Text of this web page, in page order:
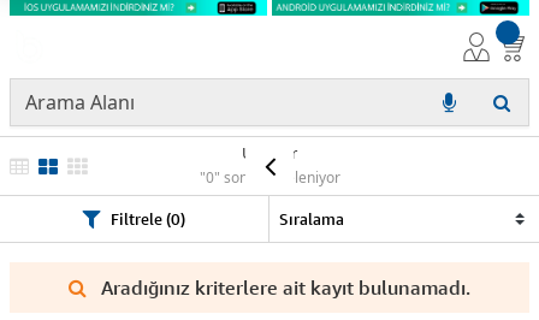
Ürünler
"0" sonuç listeleniyor
Filtrele (0)
Aradığınız kriterlere ait kayıt bulunamadı.